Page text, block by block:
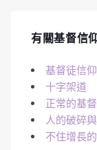
有關基督信
基督徒信
十字架道
正常的基
人的破碎
不住增長